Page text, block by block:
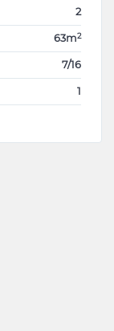
2
63m2
7/16
1